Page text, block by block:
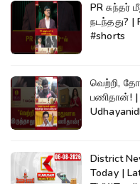
PR சுந்தர்
நடந்தது? |
#shorts
வெற்றி,
பணிதான்! |
District
Today |